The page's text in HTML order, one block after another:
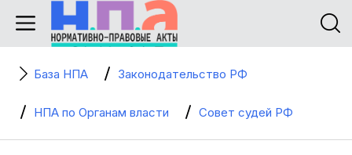
База НПА Законодательство РФ
НПА по Органам власти Совет судей РФ